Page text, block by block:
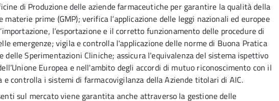
di Produzione delle aziende farmaceutiche per garantire la qualità della
materie prime (GMP); verifica l’applicazione delle leggi nazionali ed europee
l’esportazione e il corretto funzionamento delle procedure di
emergenze; vigila e controlla l'applicazione delle norme di Buona Pratica
delle Sperimentazioni Cliniche; assicura l'equivalenza del sistema ispettivo
Europea e nell'ambito degli accordi di mutuo riconoscimento con il
e controlla i sistemi di farmacovigilanza della Aziende titolari di AIC.
sul mercato viene garantita anche attraverso la gestione delle